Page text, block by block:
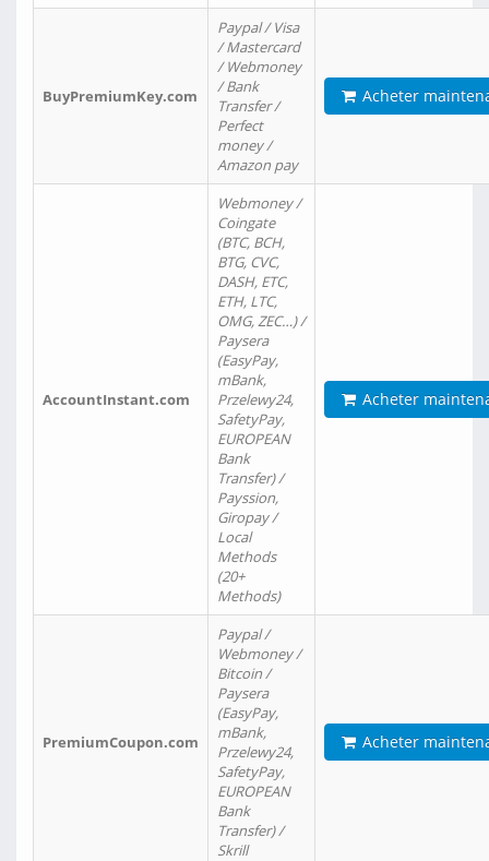
BuyPremiumKey.com
Paypal / Visa
/ Mastercard
/ Webmoney
/ Bank
Transfer /
Perfect
money /
Amazon pay
Acheter
AccountInstant.com
Webmoney /
Coingate
(BTC, BCH,
BTG, CVC,
DASH, ETC,
ETH, LTC,
OMG, ZEC…) /
Paysera
(EasyPay,
mBank,
Przelewy24,
SafetyPay,
EUROPEAN
Bank
Transfer) /
Payssion,
Giropay /
Local
Methods
(20+
Methods)
Acheter
PremiumCoupon.com
Paypal /
Webmoney /
Bitcoin /
Paysera
(EasyPay,
mBank,
Przelewy24,
SafetyPay,
EUROPEAN
Bank
Transfer) /
Skrill
Acheter